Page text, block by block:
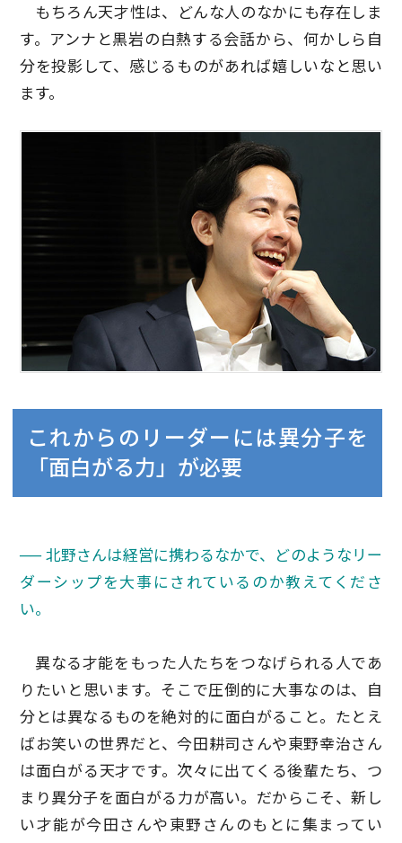
もちろん天才性は、どんな人のなかにも存在しま
す。アンナと黒岩の白熱する会話から、何かしら自
分を投影して、感じるものがあれば嬉しいなと思い
ます。
これからのリーダーには異分子を
「面白がる力」が必要
── 北野さんは経営に携わるなかで、どのようなリー
ダーシップを大事にされているのか教えてくださ
い。
異なる才能をもった人たちをつなげられる人であ
りたいと思います。そこで圧倒的に大事なのは、自
分とは異なるものを絶対的に面白がること。たとえ
ばお笑いの世界だと、今田耕司さんや東野幸治さん
は面白がる天才です。次々に出てくる後輩たち、つ
まり異分子を面白がる力が高い。だからこそ、新し
い才能が今田さんや東野さんのもとに集まってい